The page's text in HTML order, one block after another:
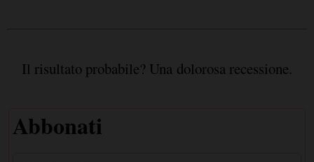
Il risultato probabile? Una dolorosa recessione.